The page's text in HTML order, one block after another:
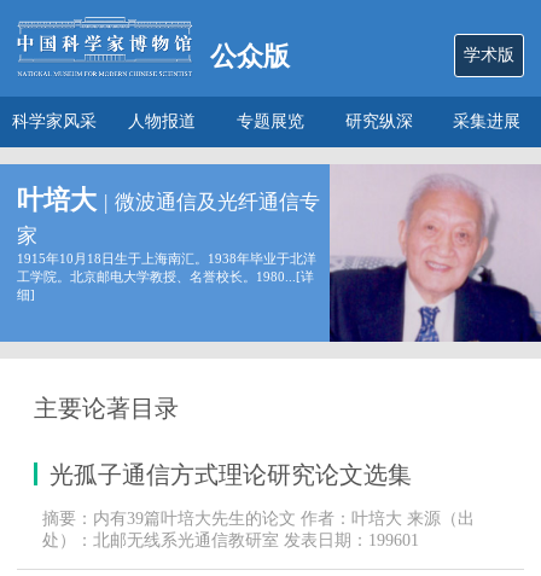
公众版 学术版
科学家风采 人物报道 专题展览 研究纵深 采集进展
叶培大 | 微波通信及光纤通信专
家
1915年10月18日生于上海南汇。1938年毕业于北洋
工学院。北京邮电大学教授、名誉校长。1980...[详
细]
主要论著目录
光孤子通信方式理论研究论文选集
摘要：内有39篇叶培大先生的论文 作者：叶培大 来源（出
处）：北邮无线系光通信教研室 发表日期：199601